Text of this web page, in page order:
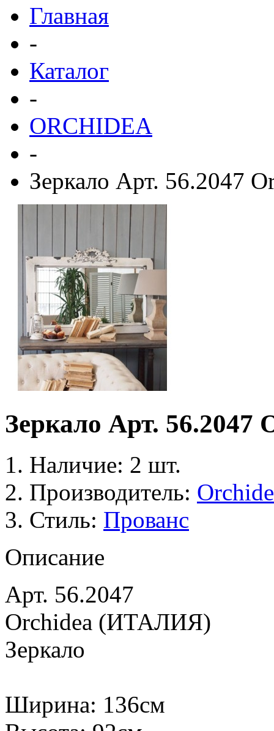
Главная
-
Каталог
-
ORCHIDEA
-
Зеркало Арт. 56.2047
Зеркало Арт.
Наличие: 2 шт.
Производитель:
Стиль: Прованс
Описание
Арт. 56.2047
Orchidea (ИТАЛИЯ)
Зеркало
Ширина: 136см